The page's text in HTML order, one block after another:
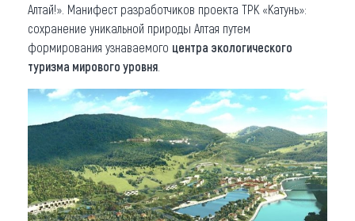
Алтай!». Манифест разработчиков проекта ТРК «Катунь»:
сохранение уникальной природы Алтая путем
формирования узнаваемого центра экологического
туризма мирового уровня